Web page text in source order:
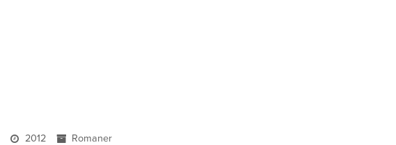
2012 Romaner